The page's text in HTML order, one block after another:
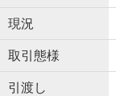
現況
取引態様
引渡し